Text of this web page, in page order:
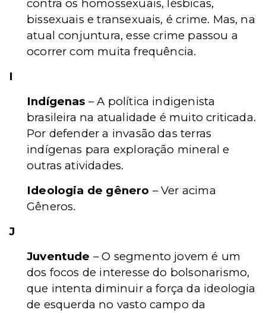
contra os homossexuais, lésbicas,
bissexuais e transexuais, é crime. Mas, na
atual conjuntura, esse crime passou a
ocorrer com muita frequência.
I
Indígenas – A política indigenista
brasileira na atualidade é muito criticada.
Por defender a invasão das terras
indígenas para exploração mineral e
outras atividades.
Ideologia de gênero – Ver acima
Gêneros.
J
Juventude – O segmento jovem é um
dos focos de interesse do bolsonarismo,
que intenta diminuir a força da ideologia
de esquerda no vasto campo da